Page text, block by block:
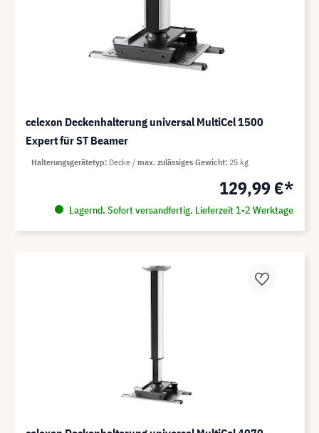
celexon Deckenhalterung universal MultiCel 1500
Expert für ST Beamer
129,99 €*
Lagernd. Sofort versandfertig. Lieferzeit 1-2 Werktage
Halterungsgerätetyp Decke max. zulässiges Gewicht 25 kg